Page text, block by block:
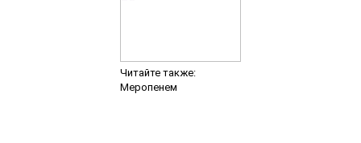
Читайте также:
Меропенем